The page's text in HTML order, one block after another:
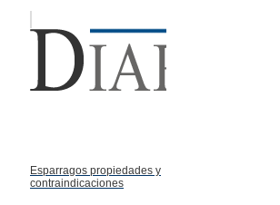
Esparragos propiedades y
contraindicaciones